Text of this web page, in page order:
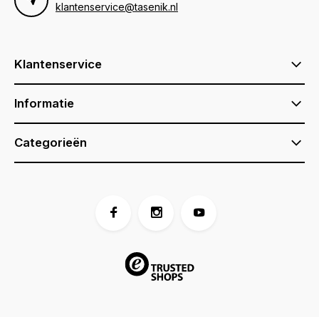
klantenservice@tasenik.nl
Klantenservice
Informatie
Categorieën